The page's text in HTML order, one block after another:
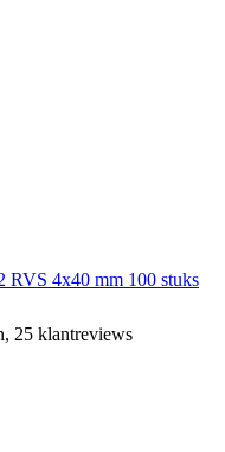
RVS 4x40 mm 100 stuks
25 klantreviews